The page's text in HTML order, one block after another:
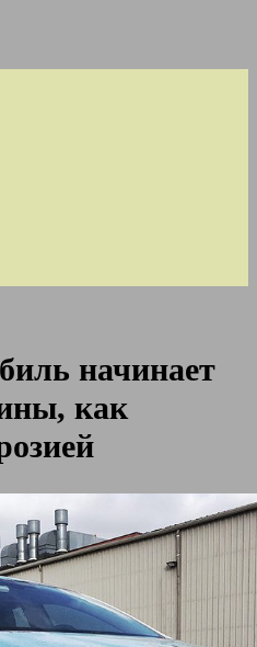
начинает
как